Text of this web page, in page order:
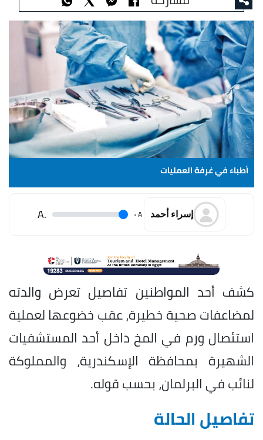
أطباء في غرفة العمليات
إسراء أحمد A
.
.A
كشف أحد المواطنين تفاصيل تعرض والدته
لمضاعفات صحية خطيرة، عقب خضوعها لعملية
استئصال ورم في المخ داخل أحد المستشفيات
الشهيرة بمحافظة الإسكندرية، والمملوكة
لنائب في البرلمان، بحسب قوله.
تفاصيل الحالة